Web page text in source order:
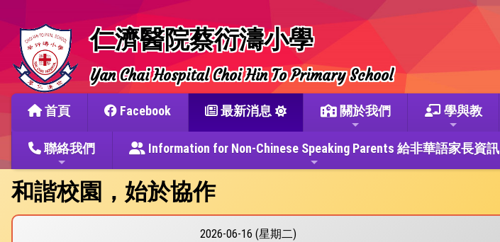
仁濟醫院蔡衍濤小學
Yan Chai Hospital Choi Hin To Primary School
首頁 Facebook 最新消息 關於我們 學與教
聯絡我們 Information for Non-Chinese Speaking Parents 給非華語家長資訊
和諧校園，始於協作
2026-06-16 (星期二)